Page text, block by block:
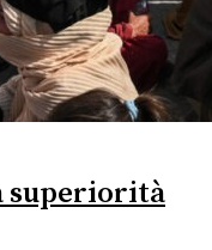
superiorità